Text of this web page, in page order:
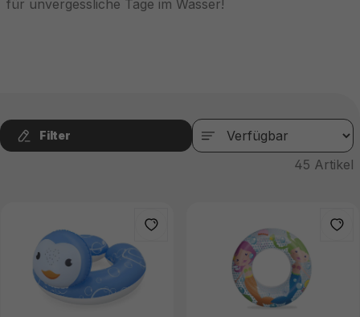
für unvergessliche Tage im Wasser!
Filter
45 Artikel